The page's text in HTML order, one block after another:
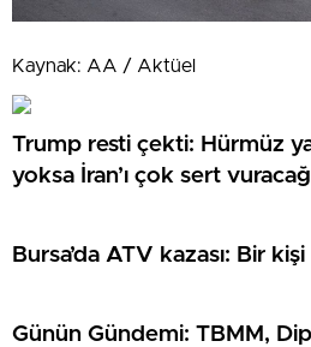
Kaynak: AA / Aktüel
Trump resti çekti: Hürmüz
yoksa İran’ı çok sert
Bursa’da ATV kazası: Bir
Günün Gündemi: TBMM,